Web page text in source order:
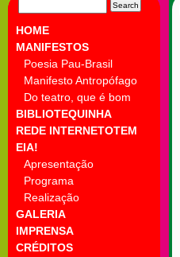
FOR:
HOME
MANIFESTOS
Poesia Pau-Brasil
Manifesto Antropófago
Do teatro, que é bom
BIBLIOTEQUINHA
REDE INTERNETOTEM
EIA!
Apresentação
Programa
Realização
GALERIA
IMPRENSA
CRÉDITOS